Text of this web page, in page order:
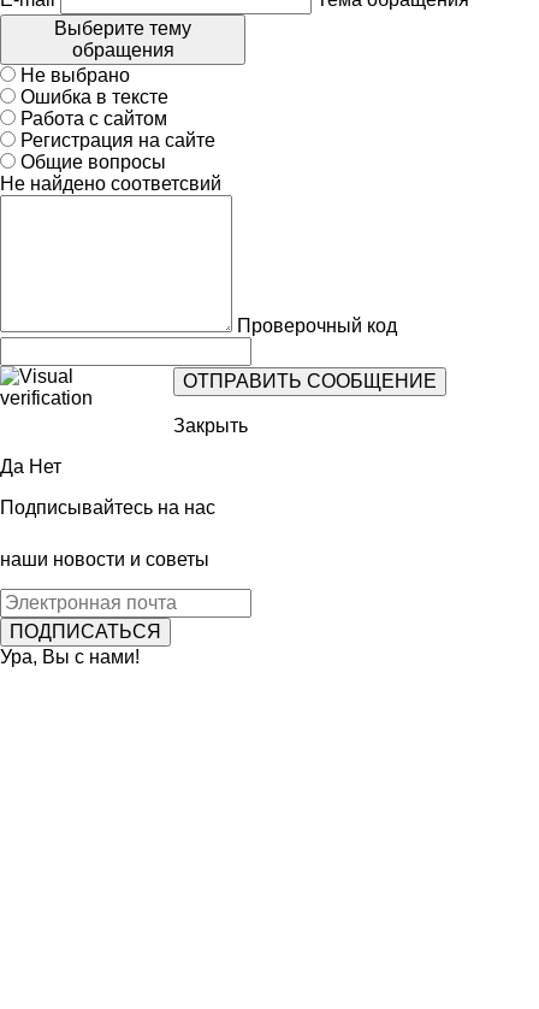
Выберите тему
обращения
Не выбрано
Ошибка в тексте
Работа с сайтом
Регистрация на сайте
Общие вопросы
Не найдено соответсвий
Проверочный код
Закрыть
Да Нет
Подписывайтесь на нас
наши новости и советы
Ура, Вы с нами!